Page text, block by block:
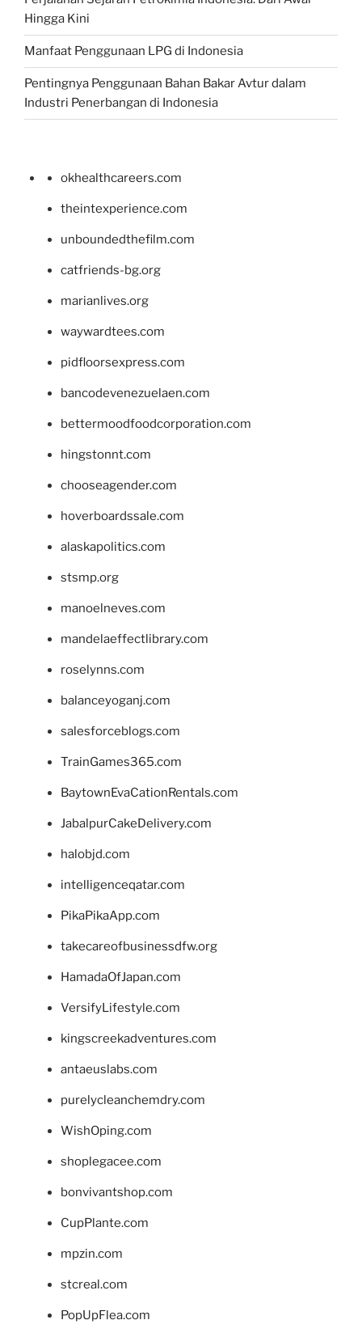
Hingga Kini
Manfaat Penggunaan LPG di Indonesia
Pentingnya Penggunaan Bahan Bakar Avtur dalam
Industri Penerbangan di Indonesia
okhealthcareers.com
theintexperience.com
unboundedthefilm.com
catfriends-bg.org
marianlives.org
waywardtees.com
pidfloorsexpress.com
bancodevenezuelaen.com
bettermoodfoodcorporation.com
hingstonnt.com
chooseagender.com
hoverboardssale.com
alaskapolitics.com
stsmp.org
manoelneves.com
mandelaeffectlibrary.com
roselynns.com
balanceyoganj.com
salesforceblogs.com
TrainGames365.com
BaytownEvaCationRentals.com
JabalpurCakeDelivery.com
halobjd.com
intelligenceqatar.com
PikaPikaApp.com
takecareofbusinessdfw.org
HamadaOfJapan.com
VersifyLifestyle.com
kingscreekadventures.com
antaeuslabs.com
purelycleanchemdry.com
WishOping.com
shoplegacee.com
bonvivantshop.com
CupPlante.com
mpzin.com
stcreal.com
PopUpFlea.com